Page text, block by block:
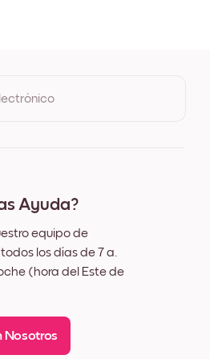
Ayuda?
equipo de
los días de 7 a.
(hora del Este de
Nosotros